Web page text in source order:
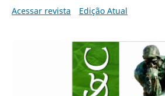
Acessar revista
Edição Atual